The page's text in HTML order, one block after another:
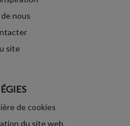
nous
site
de cookies
du site web